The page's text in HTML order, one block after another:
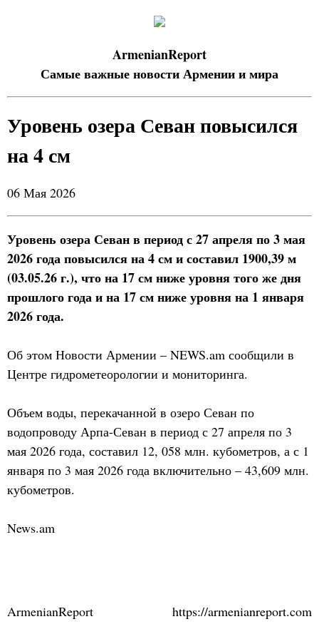
ArmenianReport
Самые важные новости Армении и мира
Уровень озера Севан повысился
на 4 см
06 Мая 2026
Уровень озера Севан в период с 27 апреля по 3 мая
2026 года повысился на 4 см и составил 1900,39 м
(03.05.26 г.), что на 17 см ниже уровня того же дня
прошлого года и на 17 см ниже уровня на 1 января
2026 года.
Об этом Новости Армении – NEWS.am сообщили в
Центре гидрометеорологии и мониторинга.
Объем воды, перекачанной в озеро Севан по
водопроводу Арпа-Севан в период с 27 апреля по 3
мая 2026 года, составил 12, 058 млн. кубометров, а с 1
января по 3 мая 2026 года включительно – 43,609 млн.
кубометров.
News.am
ArmenianReport https://armenianreport.com